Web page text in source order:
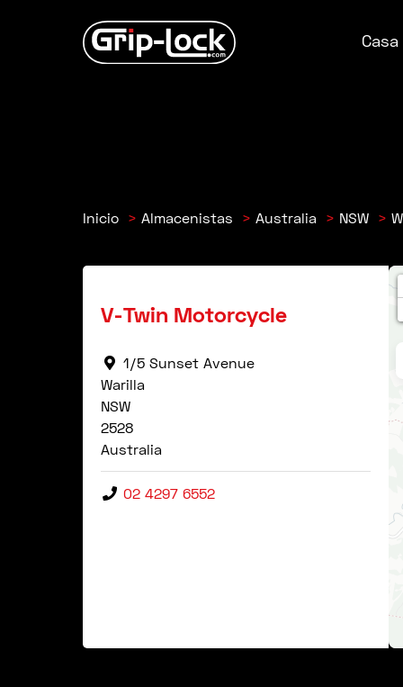
Casa
Inicio Almacenistas Australia NSW
V-Twin Motorcycle
1/5 Sunset Avenue
Warilla
NSW
2528
Australia
02 4297 6552